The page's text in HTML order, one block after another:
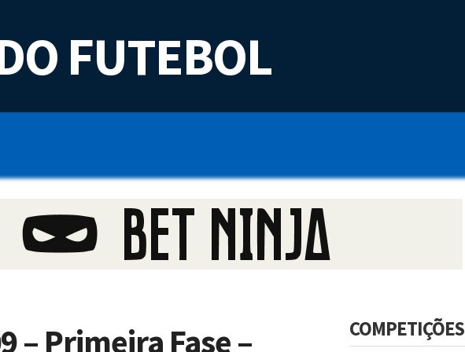
FUTEBOL
– Primeira Fase –
COMPETIÇÕES